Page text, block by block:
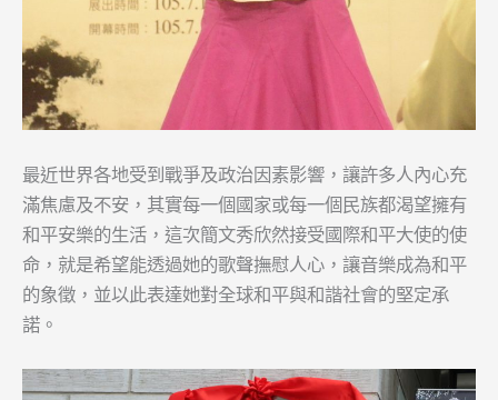
最近世界各地受到戰爭及政治因素影響，讓許多人內心充
滿焦慮及不安，其實每一個國家或每一個民族都渴望擁有
和平安樂的生活，這次簡文秀欣然接受國際和平大使的使
命，就是希望能透過她的歌聲撫慰人心，讓音樂成為和平
的象徵，並以此表達她對全球和平與和諧社會的堅定承
諾。